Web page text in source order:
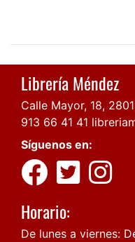
Librería Méndez
Calle Mayor, 18,
913 66 41 41
Síguenos en:
Horario:
De lunes a viernes: